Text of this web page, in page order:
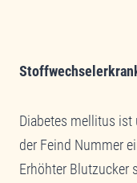
Diabetes mellitus ist
der Feind Nummer
Erhöhter Blutzucker